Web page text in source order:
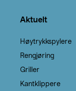
Aktuelt
Høytrykkspylere
Rengjøring
Griller
Kantklippere